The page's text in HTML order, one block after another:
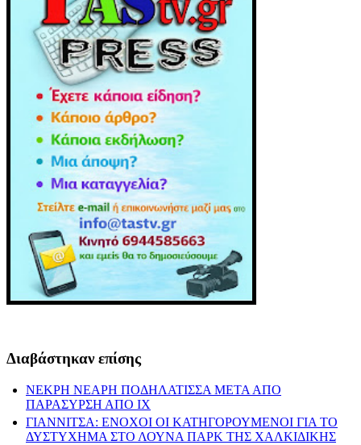
Διαβάστηκαν επίσης
ΝΕΚΡΗ ΝΕΑΡΗ ΠΟΔΗΛΑΤΙΣΣΑ ΜΕΤΑ ΑΠΟ
ΠΑΡΑΣΥΡΣΗ ΑΠΟ ΙΧ
ΓΙΑΝΝΙΤΣΑ: ΕΝΟΧΟΙ ΟΙ ΚΑΤΗΓΟΡΟΥΜΕΝΟΙ ΓΙΑ ΤΟ
ΔΥΣΤΥΧΗΜΑ ΣΤΟ ΛΟΥΝΑ ΠΑΡΚ ΤΗΣ ΧΑΛΚΙΔΙΚΗΣ